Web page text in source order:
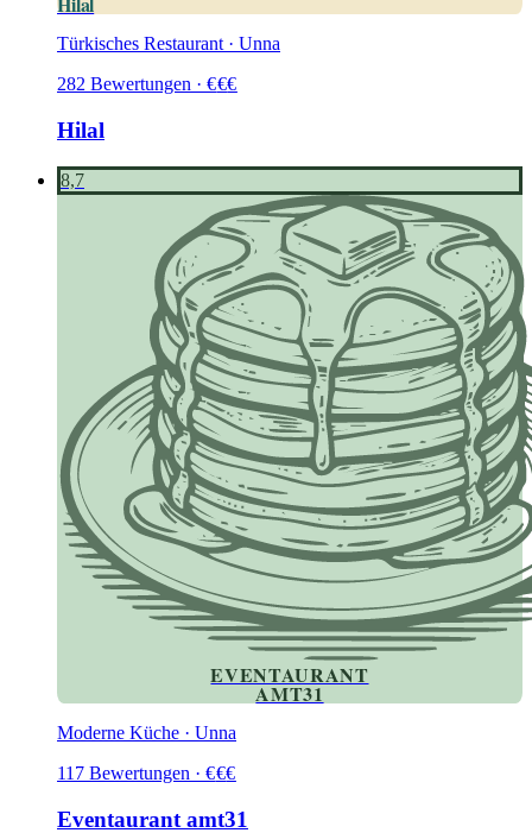
Türkisches Restaurant · Unna
282 Bewertungen · €€€
Hilal
8,7
EVENTAURANT
AMT31
Moderne Küche · Unna
117 Bewertungen · €€€
Eventaurant amt31